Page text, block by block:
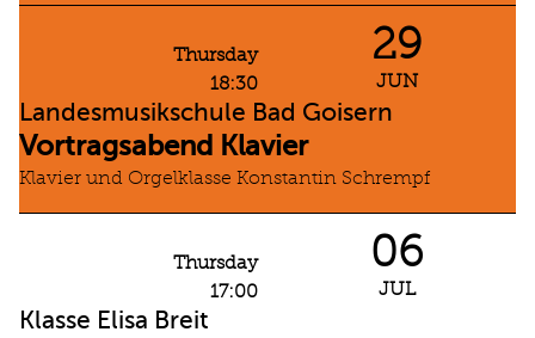
Thursday
18:30
29
JUN
Landesmusikschule Bad Goisern
Vortragsabend Klavier
Klavier und Orgelklasse Konstantin Schrempf
Thursday
17:00
06
JUL
Klasse Elisa Breit